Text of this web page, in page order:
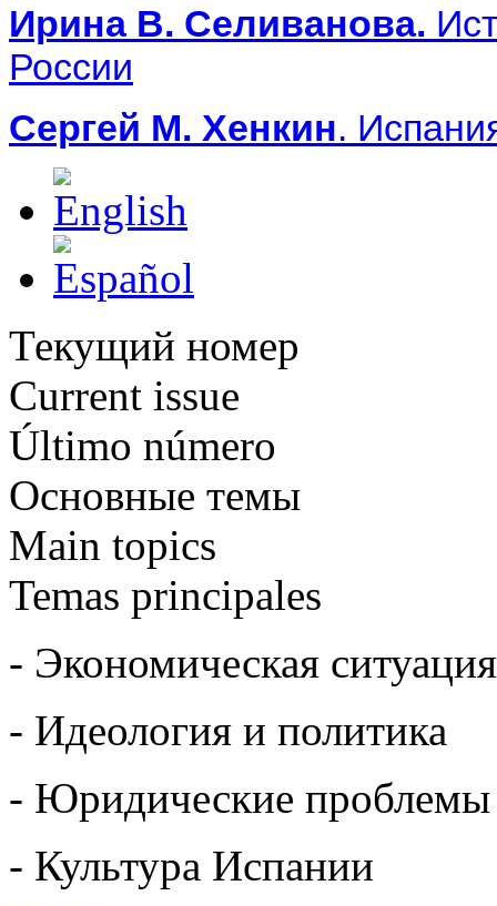
Ирина В. Селиванова.
России
Сергей М. Хенкин.
Текущий номер
Current issue
Último número
Основные темы
Main topics
Temas principales
- Экономическая
- Идеология и политика
- Юридические проблемы
- Культура Испании